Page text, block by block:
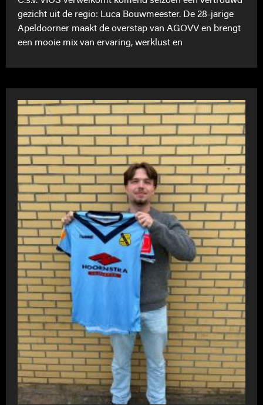
gezicht uit de regio: Luca Bouwmeester. De 28-jarige
Apeldoorner maakt de overstap van AGOVV en brengt
een mooie mix van ervaring, werklust en